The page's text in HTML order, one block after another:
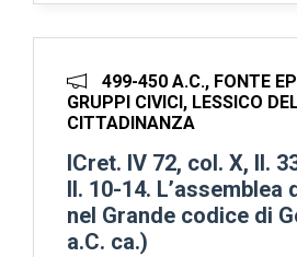
499-450 A.C., FONTE
GRUPPI CIVICI, LESSICO
CITTADINANZA
ICret. IV 72, col. X, ll.
ll. 10-14. L’assemblea
nel Grande codice di
a.C. ca.)